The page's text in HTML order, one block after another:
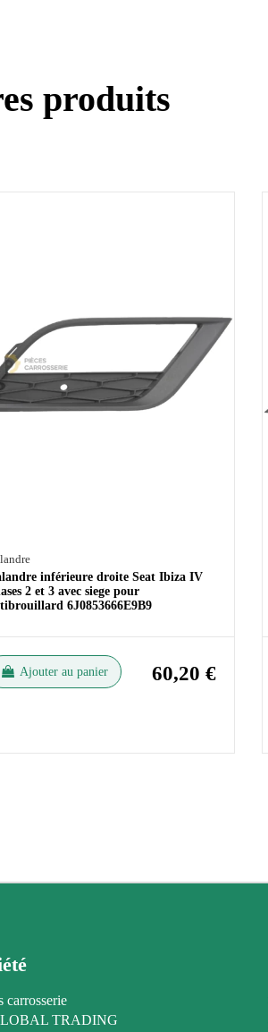
produits
inférieure droite Seat Ibiza IV
2 et 3 avec siege pour
6J0853666E9B9
Ajouter au panier 60,20 €
carrosserie
TRADING